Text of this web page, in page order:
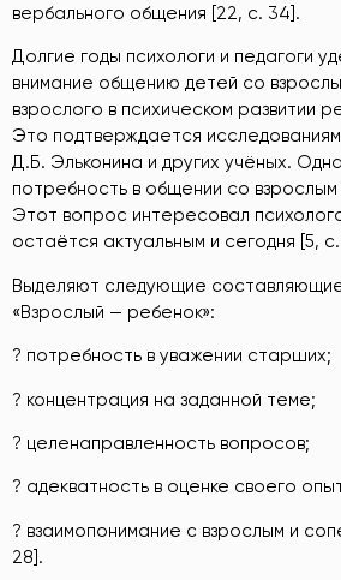
вербального общения [22, с. 34].
Долгие годы психологи и педагоги
внимание общению детей со
взрослого в психическом развитии
Это подтверждается
Д.Б. Эльконина и других учёных.
потребность в общении со взрослым
Этот вопрос интересовал
остаётся актуальным и сегодня [5, с.
Выделяют следующие
«Взрослый — ребенок»:
? потребность в уважении старших;
? концентрация на заданной теме;
? целенаправленность вопросов;
? адекватность в оценке своего
? взаимопонимание с взрослым и
28].